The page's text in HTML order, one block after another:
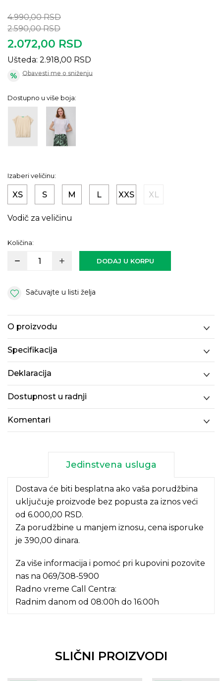
4.990,00 RSD
2.590,00 RSD
2.072,00 RSD
Ušteda: 2.918,00 RSD
Obavesti me o sniženju
Dostupno u više boja:
Izaberi veličinu:
XS S M L XXS XL
Vodič za veličinu
Količina:
DODAJ U KORPU
Sačuvajte u listi želja
O proizvodu
Specifikacija
Deklaracija
Dostupnost u radnji
Komentari
Jedinstvena usluga
Dostava će biti besplatna ako vaša porudžbina
uključuje proizvode bez popusta za iznos veći
od 6.000,00 RSD.
Za porudžbine u manjem iznosu, cena isporuke
je 390,00 dinara.
Za više informacija i pomoć pri kupovini pozovite
nas na 069/308-5900
Radno vreme Call Centra:
Radnim danom od 08:00h do 16:00h
SLIČNI PROIZVODI